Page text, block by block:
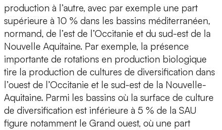
production à l’autre, avec par exemple une part
supérieure à 10 % dans les bassins méditerranéen,
normand, de l’est de l’Occitanie et du sud-est de la
Nouvelle Aquitaine. Par exemple, la présence
importante de rotations en production biologique
tire la production de cultures de diversification dans
l’ouest de l’Occitanie et le sud-est de la Nouvelle-
Aquitaine. Parmi les bassins où la surface de culture
de diversification est inférieure à 5 % de la SAU
figure notamment le Grand ouest, où une part